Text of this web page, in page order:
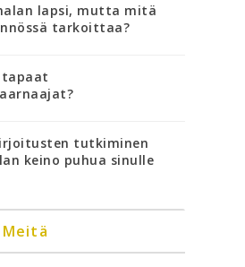
lapsi, mutta mitä
tarkoittaa?
tutkiminen
keino puhua sinulle
Meitä